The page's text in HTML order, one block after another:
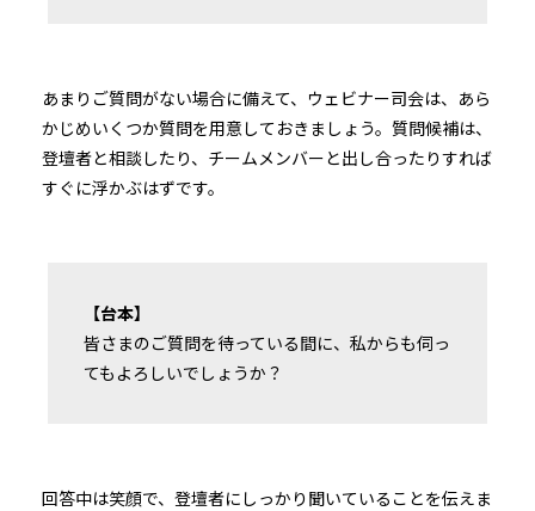
あまりご質問がない場合に備えて、ウェビナー司会は、あら
かじめいくつか質問を用意しておきましょう。質問候補は、
登壇者と相談したり、チームメンバーと出し合ったりすれば
すぐに浮かぶはずです。
【台本】
皆さまのご質問を待っている間に、私からも伺っ
てもよろしいでしょうか？
回答中は笑顔で、登壇者にしっかり聞いていることを伝えま